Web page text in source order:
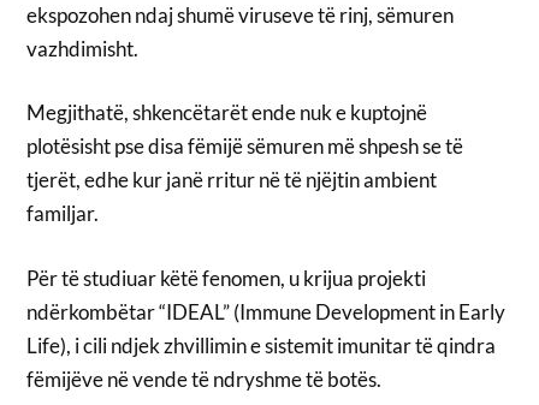
ekspozohen ndaj shumë viruseve të rinj, sëmuren
vazhdimisht.
Megjithatë, shkencëtarët ende nuk e kuptojnë
plotësisht pse disa fëmijë sëmuren më shpesh se të
tjerët, edhe kur janë rritur në të njëjtin ambient
familjar.
Për të studiuar këtë fenomen, u krijua projekti
ndërkombëtar “IDEAL” (Immune Development in Early
Life), i cili ndjek zhvillimin e sistemit imunitar të qindra
fëmijëve në vende të ndryshme të botës.